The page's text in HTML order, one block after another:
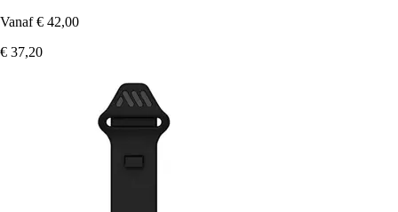
Vanaf € 42,00
€ 37,20